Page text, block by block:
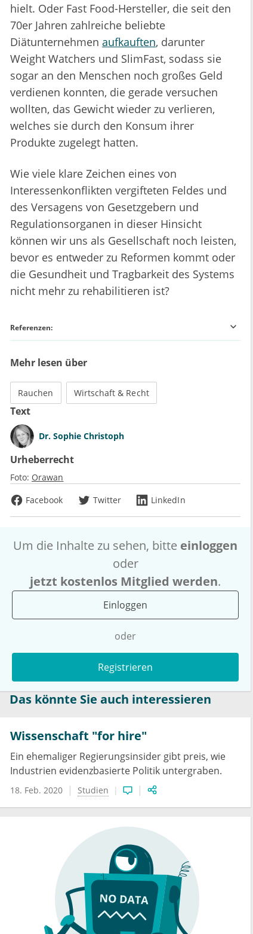
hielt. Oder Fast Food-Hersteller, die seit den
70er Jahren zahlreiche beliebte
Diätunternehmen aufkauften, darunter
Weight Watchers und SlimFast, sodass sie
sogar an den Menschen noch großes Geld
verdienen konnten, die gerade versuchen
wollten, das Gewicht wieder zu verlieren,
welches sie durch den Konsum ihrer
Produkte zugelegt hatten.
Wie viele klare Zeichen eines von
Interessenkonflikten vergifteten Feldes und
des Versagens von Gesetzgebern und
Regulationsorganen in dieser Hinsicht
können wir uns als Gesellschaft noch leisten,
bevor es entweder zu Reformen kommt oder
die Gesundheit und Tragbarkeit des Systems
nicht mehr zu rehabilitieren ist?
Referenzen:
Mehr lesen über
Rauchen Wirtschaft & Recht
Text
Dr. Sophie Christoph
Urheberrecht
Foto: Orawan
Facebook
Twitter LinkedIn
Um die Inhalte zu sehen, bitte einloggen
oder
jetzt kostenlos Mitglied werden.
Einloggen
oder
Registrieren
Das könnte Sie auch interessieren
Wissenschaft "for hire"
Ein ehemaliger Regierungsinsider gibt preis, wie
Industrien evidenzbasierte Politik untergraben.
18. Feb. 2020 Studien